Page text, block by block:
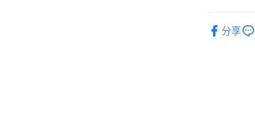
銀行匯款
至分享